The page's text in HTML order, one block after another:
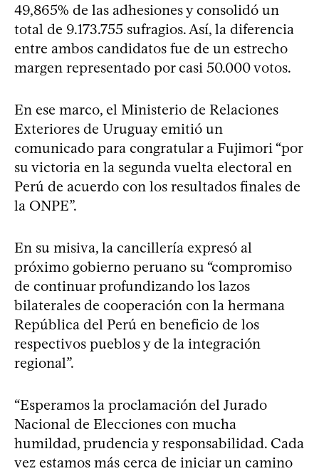
49,865% de las adhesiones y consolidó un
total de 9.173.755 sufragios. Así, la diferencia
entre ambos candidatos fue de un estrecho
margen representado por casi 50.000 votos.
En ese marco, el Ministerio de Relaciones
Exteriores de Uruguay emitió un
comunicado para congratular a Fujimori “por
su victoria en la segunda vuelta electoral en
Perú de acuerdo con los resultados finales de
la ONPE”.
En su misiva, la cancillería expresó al
próximo gobierno peruano su “compromiso
de continuar profundizando los lazos
bilaterales de cooperación con la hermana
República del Perú en beneficio de los
respectivos pueblos y de la integración
regional”.
“Esperamos la proclamación del Jurado
Nacional de Elecciones con mucha
humildad, prudencia y responsabilidad. Cada
vez estamos más cerca de iniciar un camino